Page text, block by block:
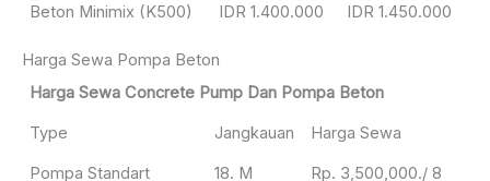
Beton Minimix (K500) IDR 1.400.000 IDR 1.450.000
Harga Sewa Pompa Beton
Harga Sewa Concrete Pump Dan Pompa Beton
Type Jangkauan Harga Sewa
Pompa Standart 18. M
Rp. 3,500,000./ 8